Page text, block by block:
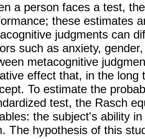
a person faces a test,
these estimates
judgments can
such as anxiety,
metacognitive
effect that, in the
To estimate the
test, the Rasch
the subject's ability
The hypothesis of this